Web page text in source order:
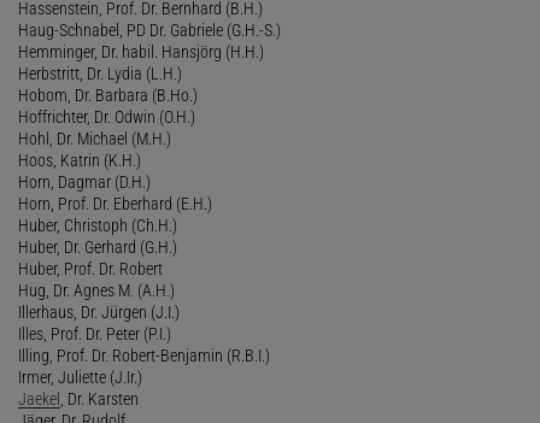
Hassenstein, Prof. Dr. Bernhard (B.H.)
Haug-Schnabel, PD Dr. Gabriele (G.H.-S.)
Hemminger, Dr. habil. Hansjörg (H.H.)
Herbstritt, Dr. Lydia (L.H.)
Hobom, Dr. Barbara (B.Ho.)
Hoffrichter, Dr. Odwin (O.H.)
Hohl, Dr. Michael (M.H.)
Hoos, Katrin (K.H.)
Horn, Dagmar (D.H.)
Horn, Prof. Dr. Eberhard (E.H.)
Huber, Christoph (Ch.H.)
Huber, Dr. Gerhard (G.H.)
Huber, Prof. Dr. Robert
Hug, Dr. Agnes M. (A.H.)
Illerhaus, Dr. Jürgen (J.I.)
Illes, Prof. Dr. Peter (P.I.)
Illing, Prof. Dr. Robert-Benjamin (R.B.I.)
Irmer, Juliette (J.Ir.)
Jaekel , Dr. Karsten